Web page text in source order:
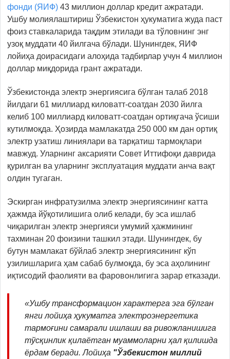
фонди (ЯИФ) 43 миллион доллар кредит ажратади.
Ушбу молиялаштириш Ўзбекистон ҳукуматига жуда паст
фоиз ставкаларида тақдим этилади ва тўловнинг энг
узоқ муддати 40 йилгача бўлади. Шунингдек, ЯИФ
лойиҳа доирасидаги алоҳида тадбирлар учун 4 миллион
доллар миқдорида грант ажратади.
Ўзбекистонда электр энергиясига бўлган талаб 2018
йилдаги 61 миллиард киловатт-соатдан 2030 йилга
келиб 100 миллиард киловатт-соатдан ортиқгача ўсиши
кутилмоқда. Ҳозирда мамлакатда 250 000 км дан ортиқ
электр узатиш линиялари ва тарқатиш тармоқлари
мавжуд. Уларнинг аксарияти Совет Иттифоқи даврида
қурилган ва уларнинг эксплуатация муддати анча вақт
олдин тугаган.
Эскирган инфратузилма электр энергиясининг катта
ҳажмда йўқотилишига олиб келади, бу эса ишлаб
чиқарилган электр энергияси умумий ҳажмининг
тахминан 20 фоизини ташкил этади. Шунингдек, бу
бутун мамлакат бўйлаб электр энергиясининг кўп
узилишларига ҳам сабаб булмоқда, бу эса аҳолининг
иқтисодий фаолияти ва фаровонлигига зарар етказади.
«Ушбу трансформацион характерга эга бўлган
янги лойиҳа ҳукуматга электроэнергетика
тармоғини самарали ишлаши ва ривожланишига
тўсқинлик қилаётган муаммоларни ҳал қилишда
ёрдам беради. Лойиҳа "Ўзбекистон миллий